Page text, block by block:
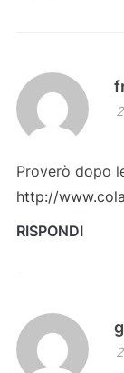
Proverò dopo
http://
RISPONDI